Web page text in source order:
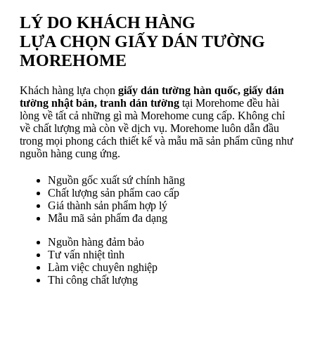
LÝ DO KHÁCH HÀNG
LỰA CHỌN GIẤY DÁN TƯỜNG
MOREHOME
Khách hàng lựa chọn giấy dán tường hàn quốc, giấy dán
tường nhật bản, tranh dán tường tại Morehome đều hài
lòng về tất cả những gì mà Morehome cung cấp. Không chỉ
về chất lượng mà còn về dịch vụ. Morehome luôn dẫn đầu
trong mọi phong cách thiết kế và mẫu mã sản phẩm cũng như
nguồn hàng cung ứng.
Nguồn gốc xuất sứ chính hãng
Chất lượng sản phẩm cao cấp
Giá thành sản phẩm hợp lý
Mẫu mã sản phẩm đa dạng
Nguồn hàng đảm bảo
Tư vấn nhiệt tình
Làm việc chuyên nghiệp
Thi công chất lượng